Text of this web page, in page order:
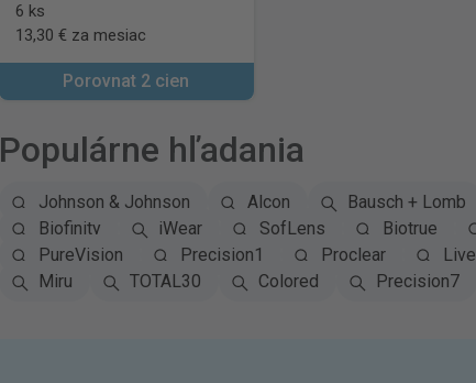
6 ks
13,30 € za mesiac
Porovnat 2 cien
Populárne hľadania
Johnson & Johnson Alcon Bausch + Lomb
Biofinity
iWear SofLens Biotrue
PureVision
Precision1 Proclear Live
Miru
TOTAL30 Colored Precision7